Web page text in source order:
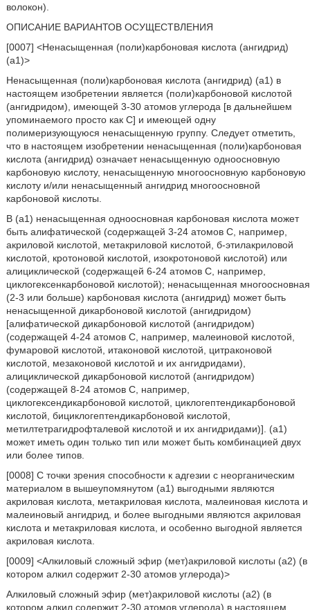
волокон).
ОПИСАНИЕ ВАРИАНТОВ ОСУЩЕСТВЛЕНИЯ
[0007] <Ненасыщенная (поли)карбоновая кислота (ангидрид)
(a1)>
Ненасыщенная (поли)карбоновая кислота (ангидрид) (a1) в
настоящем изобретении является (поли)карбоновой кислотой
(ангидридом), имеющей 3-30 атомов углерода [в дальнейшем
упоминаемого просто как C] и имеющей одну
полимеризующуюся ненасыщенную группу. Следует отметить,
что в настоящем изобретении ненасыщенная (поли)карбоновая
кислота (ангидрид) означает ненасыщенную одноосновную
карбоновую кислоту, ненасыщенную многоосновную карбоновую
кислоту и/или ненасыщенный ангидрид многоосновной
карбоновой кислоты.
В (a1) ненасыщенная одноосновная карбоновая кислота может
быть алифатической (содержащей 3-24 атомов C, например,
акриловой кислотой, метакриловой кислотой, б-этилакриловой
кислотой, кротоновой кислотой, изокротоновой кислотой) или
алициклической (содержащей 6-24 атомов C, например,
циклогексенкарбоновой кислотой); ненасыщенная многоосновная
(2-3 или больше) карбоновая кислота (ангидрид) может быть
ненасыщенной дикарбоновой кислотой (ангидридом)
[алифатической дикарбоновой кислотой (ангидридом)
(содержащей 4-24 атомов C, например, малеиновой кислотой,
фумаровой кислотой, итаконовой кислотой, цитраконовой
кислотой, мезаконовой кислотой и их ангидридами),
алициклической дикарбоновой кислотой (ангидридом)
(содержащей 8-24 атомов C, например,
циклогексендикарбоновой кислотой, циклогептендикарбоновой
кислотой, бициклогептендикарбоновой кислотой,
метилтетрагидрофталевой кислотой и их ангидридами)]. (a1)
может иметь один только тип или может быть комбинацией двух
или более типов.
[0008] С точки зрения способности к адгезии с неорганическим
материалом в вышеупомянутом (a1) выгодными являются
акриловая кислота, метакриловая кислота, малеиновая кислота и
малеиновый ангидрид, и более выгодными являются акриловая
кислота и метакриловая кислота, и особенно выгодной является
акриловая кислота.
[0009] <Алкиловый сложный эфир (мет)акриловой кислоты (a2) (в
котором алкил содержит 2-30 атомов углерода)>
Алкиловый сложный эфир (мет)акриловой кислоты (a2) (в
котором алкил содержит 2-30 атомов углерода) в настоящем